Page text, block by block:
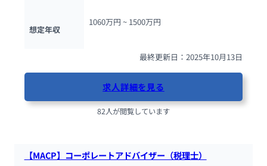
想定年収
1060万円 ~ 1500万円
最終更新日：2025年10月13日
求人詳細を見る
82人が閲覧しています
【MACP】コーポレートアドバイザー（税理士）